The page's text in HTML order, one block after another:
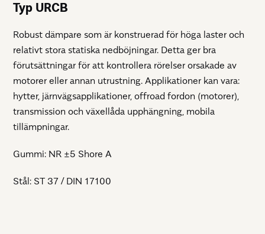
Typ URCB
Robust dämpare som är konstruerad för höga laster och
relativt stora statiska nedböjningar. Detta ger bra
förutsättningar för att kontrollera rörelser orsakade av
motorer eller annan utrustning. Applikationer kan vara:
hytter, järnvägsapplikationer, offroad fordon (motorer),
transmission och växellåda upphängning, mobila
tillämpningar.
Gummi: NR ±5 Shore A
Stål: ST 37 / DIN 17100